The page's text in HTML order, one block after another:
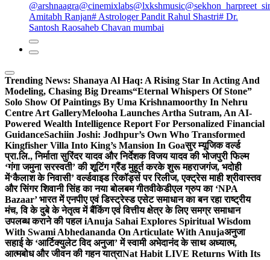
@arshnaagra@cinemixlabs@lxkshmusic
Amitabh Ranjan# Astrologer Pandit Rahul Shastri# Dr.
Santosh Raosaheb Chavan mumbai
Trending News: Shanaya Al Haq: A Rising Star In Acting And
Modeling, Chasing Big Dreams“Eternal Whispers Of Stone”
Solo Show Of Paintings By Uma Krishnamoorthy In Nehru
Centre Art GalleryMelooha Launches Artha Sutram, An AI-
Powered Wealth Intelligence Report For Personalized Financial
GuidanceSachiin Joshi: Jodhpur’s Own Who Transformed
Kingfisher Villa Into King’s Mansion In Goaसुर म्यूजिक वर्ल्ड
प्रा.लि., निर्माता सुरिंदर यादव और निर्देशक विजय यादव की भोजपुरी फिल्म
‘गंगा जमुना सरस्वती’ की शूटिंग ग्रैंड मुहूर्त करके शुरू महराजगंज, भदोही
में‘कैलाश के निवासी’ वर्ल्डवाइड रिकॉर्ड्स पर रिलीज, एक्ट्रेस माही श्रीवास्तव
और सिंगर शिवानी सिंह का नया बोलबम गीतवीकेडीएल ग्रुप का ‘NPA
Bazaar’ भारत में एनपीए एवं डिस्ट्रेस्ड एसेट समाधान का बन रहा राष्ट्रीय
मंच, वि के दुबे के नेतृत्व में बैंकिंग एवं वित्तीय क्षेत्र के लिए समग्र समाधान
उपलब्ध कराने की पहल iAnuja Sahai Explores Spiritual Wisdom
With Swami Abhedananda On Articulate With Anujaअनुजा
सहाई के ‘आर्टिक्युलेट विद अनुजा’ में स्वामी अभेदानंद के साथ अध्यात्म,
आत्मबोध और जीवन की गहन यात्राNat Habit LIVE Returns With Its